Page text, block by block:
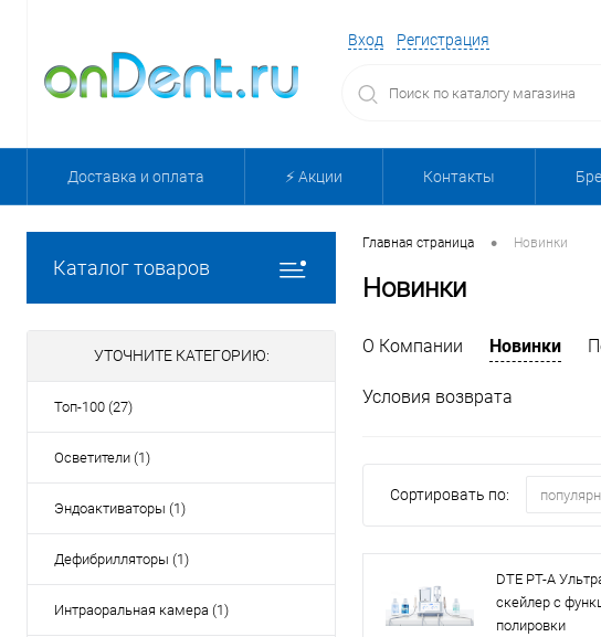
Вход Регистрация
Доставка и оплата ⚡️ Акции Контакты
Каталог товаров
УТОЧНИТЕ КАТЕГОРИЮ:
Топ-100 (27)
Осветители (1)
Эндоактиваторы (1)
Дефибрилляторы (1)
Интраоральная камера (1)
Главная страница • Новинки
Новинки
О Компании Новинки
Условия возврата
Сортировать по:
DTE PT-A
скейлер с
полировки